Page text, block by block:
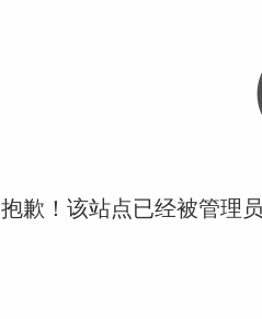
抱歉！该站点已经被管理